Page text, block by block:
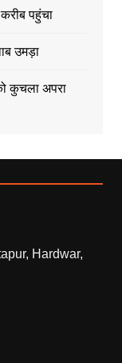
पहुंचा
उमड़ा
कुचला अपरा
Hardwar,